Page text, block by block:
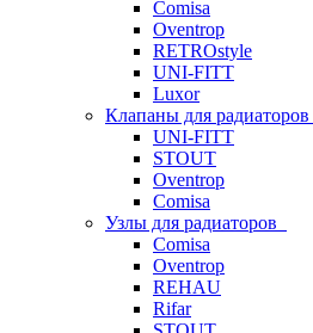
Comisa
Oventrop
RETROstyle
UNI-FITT
Luxor
Клапаны для радиаторов
UNI-FITT
STOUT
Oventrop
Comisa
Узлы для радиаторов
Comisa
Oventrop
REHAU
Rifar